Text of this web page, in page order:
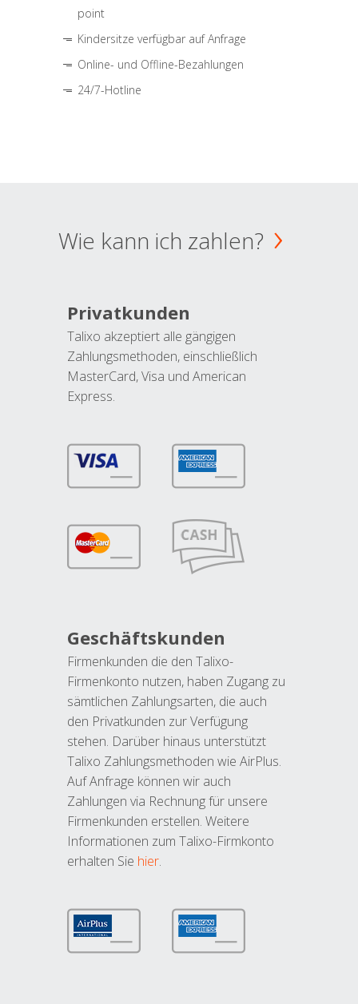
point
Kindersitze verfügbar auf Anfrage
Online- und Offline-Bezahlungen
24/7-Hotline
Wie kann ich zahlen?
Privatkunden
Talixo akzeptiert alle gängigen
Zahlungsmethoden, einschließlich
MasterCard, Visa und American
Express.
Geschäftskunden
Firmenkunden die den Talixo-
Firmenkonto nutzen, haben Zugang zu
sämtlichen Zahlungsarten, die auch
den Privatkunden zur Verfügung
stehen. Darüber hinaus unterstützt
Talixo Zahlungsmethoden wie AirPlus.
Auf Anfrage können wir auch
Zahlungen via Rechnung für unsere
Firmenkunden erstellen. Weitere
Informationen zum Talixo-Firmkonto
erhalten Sie hier.